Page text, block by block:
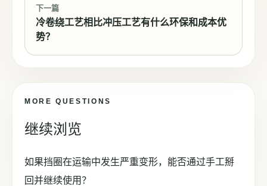
下一篇
冷卷绕工艺相比冲压工艺有什么环保和成本优
势？
MORE QUESTIONS
继续浏览
如果挡圈在运输中发生严重变形，能否通过手工掰
回并继续使用？